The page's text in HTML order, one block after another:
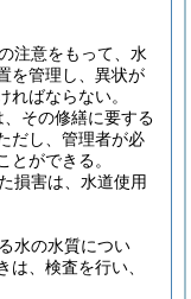
注意をもって、水
を管理し、異状が
ばならない。
その修繕に要する
だし、管理者が必
ができる。
損害は、水道使用
水の水質につい
、検査を行い、